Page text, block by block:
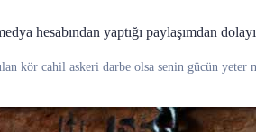
hesabından yaptığı paylaşımdan
kör cahil askeri darbe olsa senin gücün yeter